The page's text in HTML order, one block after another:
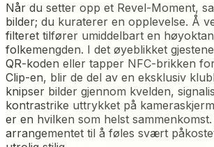
Når du setter opp et Revel-Moment,
bilder; du kuraterer en opplevelse. Å
filteret tilfører umiddelbart en
folkemengden. I det øyeblikket
QR-koden eller tapper NFC-brikken
Clip-en, blir de del av en eksklusiv
knipser bilder gjennom kvelden,
kontrastrike uttrykket på
er en hvilken som helst
arrangementet til å føles svært